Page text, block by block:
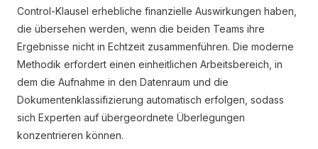
Control-Klausel erhebliche finanzielle Auswirkungen haben,
die übersehen werden, wenn die beiden Teams ihre
Ergebnisse nicht in Echtzeit zusammenführen. Die moderne
Methodik erfordert einen einheitlichen Arbeitsbereich, in
dem die Aufnahme in den Datenraum und die
Dokumentenklassifizierung automatisch erfolgen, sodass
sich Experten auf übergeordnete Überlegungen
konzentrieren können.